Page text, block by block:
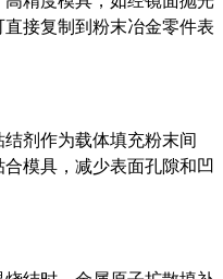
接复制到粉末冶金零件表
剂作为载体填充粉末间
模具，减少表面孔隙和凹